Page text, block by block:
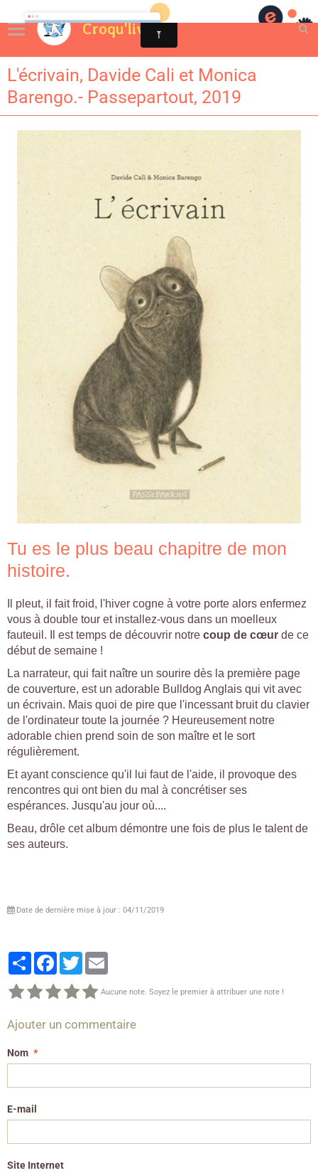
Croqu'livre
L'écrivain, Davide Cali et Monica
Barengo.- Passepartout, 2019
Tu es le plus beau chapitre de mon
histoire.
Il pleut, il fait froid, l'hiver cogne à votre porte alors enfermez
vous à double tour et installez-vous dans un moelleux
fauteuil. Il est temps de découvrir notre coup de cœur de ce
début de semaine !
La narrateur, qui fait naître un sourire dès la première page
de couverture, est un adorable Bulldog Anglais qui vit avec
un écrivain. Mais quoi de pire que l'incessant bruit du clavier
de l'ordinateur toute la journée ? Heureusement notre
adorable chien prend soin de son maître et le sort
régulièrement.
Et ayant conscience qu'il lui faut de l'aide, il provoque des
rencontres qui ont bien du mal à concrétiser ses
espérances. Jusqu'au jour où....
Beau, drôle cet album démontre une fois de plus le talent de
ses auteurs.
Date de dernière mise à jour : 04/11/2019
PartagerFacebook
Twitter
Aucune note. Soyez le premier à attribuer une note !
Ajouter un commentaire
Nom
E-mail
Site Internet